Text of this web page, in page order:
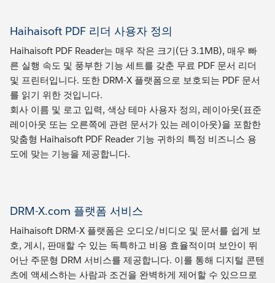
Haihaisoft PDF 리더 사용자 정의
Haihaisoft PDF Reader는 매우 작은 크기(단 3.1MB), 매우 빠
른 실행 속도 및 풍부한 기능 세트를 갖춘 무료 PDF 문서 리더
및 프린터입니다. 또한 DRM-X 플랫폼으로 보호되는 PDF 문서
를 읽기 위한 것입니다.
회사 이름 및 로고 입력, 색상 테마 사용자 정의, 레이아웃(표준
레이아웃 또는 오른쪽에 관련 문서가 있는 레이아웃)을 포함한
맞춤형 Haihaisoft PDF Reader 기능 귀하의 특정 비즈니스 용
도에 맞는 기능을 제공합니다.
DRM-X.com 플랫폼 서비스
Haihaisoft DRM-X 플랫폼은 오디오/비디오 및 문서를 쉽게 보
호, 게시, 판매할 수 있는 독특하고 비용 효율적이며 보안이 뛰
어난 주문형 DRM 서비스를 제공합니다. 이를 통해 디지털 콘텐
츠에 액세스하는 사람과 조건을 완벽하게 제어할 수 있으므로